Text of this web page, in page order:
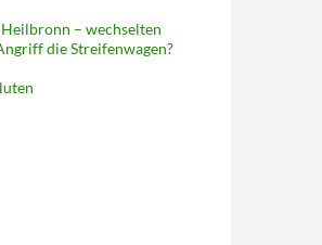
– wechselten
die Streifenwagen?